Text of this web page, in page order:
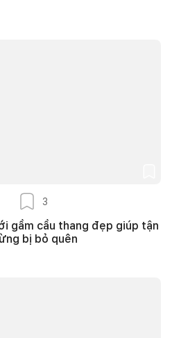
3
gầm cầu thang đẹp giúp tận
bị bỏ quên